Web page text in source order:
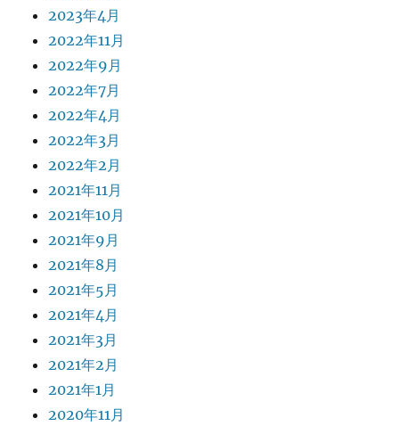
2023年4月
2022年11月
2022年9月
2022年7月
2022年4月
2022年3月
2022年2月
2021年11月
2021年10月
2021年9月
2021年8月
2021年5月
2021年4月
2021年3月
2021年2月
2021年1月
2020年11月